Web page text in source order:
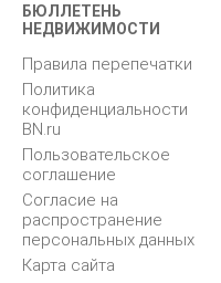
БЮЛЛЕТЕНЬ
НЕДВИЖИМОСТИ
Правила перепечатки
Политика
конфиденциальности
BN.ru
Пользовательское
соглашение
Согласие на
распространение
персональных данных
Карта сайта